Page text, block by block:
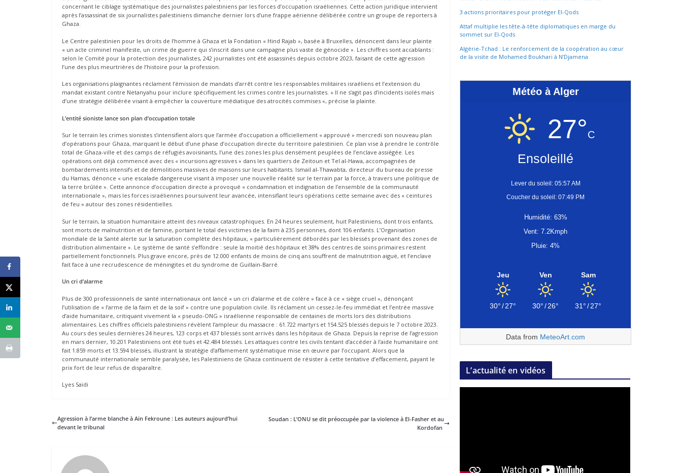
concernant le ciblage systématique des journalistes palestiniens par les forces d’occupation israéliennes. Cette action juridique intervient
après l’assassinat de six journalistes palestiniens dimanche dernier lors d’une frappe aérienne délibérée contre un groupe de reporters à
Ghaza.
Le Centre palestinien pour les droits de l’homme à Ghaza et la Fondation « Hind Rajab », basée à Bruxelles, dénoncent dans leur plainte
« un acte criminel manifeste, un crime de guerre qui s’inscrit dans une campagne plus vaste de génocide ». Les chiffres sont accablants :
selon le Comité pour la protection des journalistes, 242 journalistes ont été assassinés depuis octobre 2023, faisant de cette agression
l’une des plus meurtrières de l’histoire pour la profession.
Les organisations plaignantes réclament l’émission de mandats d’arrêt contre les responsables militaires israéliens et l’extension du
mandat existant contre Netanyahu pour inclure spécifiquement les crimes contre les journalistes. « Il ne s’agit pas d’incidents isolés mais
d’une stratégie délibérée visant à empêcher la couverture médiatique des atrocités commises », précise la plainte.
L’entité sioniste lance son plan d’occupation totale
Sur le terrain les crimes sionistes s’intensifient alors que l’armée d’occupation a officiellement « approuvé » mercredi son nouveau plan
d’opérations pour Ghaza, marquant le début d’une phase d’occupation directe du territoire palestinien. Ce plan vise à prendre le contrôle
total de Ghaza-ville et des camps de réfugiés avoisinants, l’une des zones les plus densément peuplées de l’enclave assiégée. Les
opérations ont déjà commencé avec des « incursions agressives » dans les quartiers de Zeitoun et Tel al-Hawa, accompagnées de
bombardements intensifs et de démolitions massives de maisons sur leurs habitants. Ismaïl al-Thawabta, directeur du bureau de presse
du Hamas, dénonce « une escalade dangereuse visant à imposer une nouvelle réalité sur le terrain par la force, à travers une politique de
la terre brûlée ». Cette annonce d’occupation directe a provoqué « condamnation et indignation de l’ensemble de la communauté
internationale », mais les forces israéliennes poursuivent leur avancée, intensifiant leurs opérations cette semaine avec des « ceintures
de feu » autour des zones résidentielles.
Sur le terrain, la situation humanitaire atteint des niveaux catastrophiques. En 24 heures seulement, huit Palestiniens, dont trois enfants,
sont morts de malnutrition et de famine, portant le total des victimes de la faim à 235 personnes, dont 106 enfants. L’Organisation
mondiale de la Santé alerte sur la saturation complète des hôpitaux, « particulièrement débordés par les blessés provenant des zones de
distribution alimentaire ». Le système de santé s’effondre : seule la moitié des hôpitaux et 38% des centres de soins primaires restent
partiellement fonctionnels. Plus grave encore, près de 12.000 enfants de moins de cinq ans souffrent de malnutrition aiguë, et l’enclave
fait face à une recrudescence de méningites et du syndrome de Guillain-Barré.
Un cri d’alarme
Plus de 300 professionnels de santé internationaux ont lancé « un cri d’alarme et de colère » face à ce « siège cruel », dénonçant
l’utilisation de « l’arme de la faim et de la soif » contre une population civile. Ils réclament un cessez-le-feu immédiat et l’entrée massive
d’aide humanitaire, critiquant vivement la « pseudo-ONG » israélienne responsable de centaines de morts lors des distributions
alimentaires. Les chiffres officiels palestiniens révèlent l’ampleur du massacre : 61.722 martyrs et 154.525 blessés depuis le 7 octobre 2023.
Au cours des seules dernières 24 heures, 123 corps et 437 blessés sont arrivés dans les hôpitaux de Ghaza. Depuis la reprise de l’agression
en mars dernier, 10.201 Palestiniens ont été tués et 42.484 blessés. Les attaques contre les civils tentant d’accéder à l’aide humanitaire ont
fait 1.859 morts et 13.594 blessés, illustrant la stratégie d’affamement systématique mise en œuvre par l’occupant. Alors que la
communauté internationale semble paralysée, les Palestiniens de Ghaza continuent de résister à cette tentative d’effacement, payant le
prix fort de leur refus de disparaître.
Lyes Saïdi
Agression à l’arme blanche à Ain Fekroune : Les auteurs aujourd’hui
devant le tribunal
Soudan : L’ONU se dit préoccupée par la violence à El-Fasher et au
Kordofan
3 actions prioritaires pour protéger El-Qods
Attaf multiplie les tête-à-tête diplomatiques en marge du
sommet sur El-Qods
Algérie-Tchad : Le renforcement de la coopération au cœur
de la visite de Mohamed Boukhari à N’Djamena
Météo à Alger
27°C
Ensoleillé
Lever du soleil: 05:57 AM
Coucher du soleil: 07:49 PM
Humidité: 63%
Vent: 7.2Kmph
Pluie: 4%
Jeu
30°/27°
Ven
30°/26°
Sam
31°/27°
Data from MeteoArt.com
L’actualité en vidéos